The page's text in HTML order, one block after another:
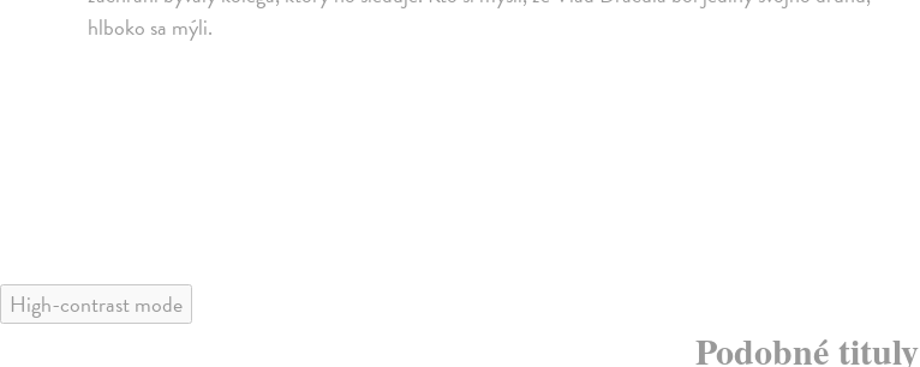
hlboko sa mýli.
High-contrast mode
Podobné tituly